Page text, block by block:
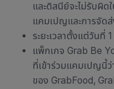
และดิสนีย์จะไม่รับผิ
แคมเปญและการจัด
ระยะเวลาตั้งแต่วันที่
แพ็กเกจ Grab Be
ที่เข้าร่วมแคมเปญนี้ว่
ของ GrabFood,